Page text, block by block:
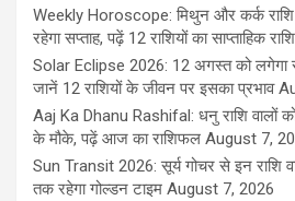
Weekly Horoscope: मिथुन और कर्क
रहेगा सप्ताह, पढ़ें 12 राशियों का साप्ताहिक
Solar Eclipse 2026: 12 अगस्त को लगेगा
जानें 12 राशियों के जीवन पर इसका प्रभाव
Aaj Ka Dhanu Rashifal: धनु राशि वालों
के मौके, पढ़ें आज का राशिफल August 7,
Sun Transit 2026: सूर्य गोचर से इन राशि
तक रहेगा गोल्डन टाइम August 7, 2026